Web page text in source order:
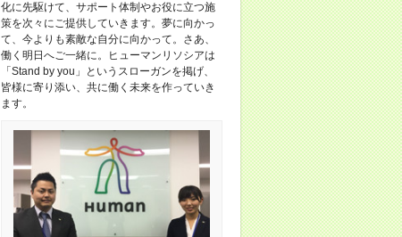
化に先駆けて、サポート体制やお役に立つ施
策を次々にご提供していきます。夢に向かっ
て、今よりも素敵な自分に向かって。さあ、
働く明日へご一緒に。ヒューマンリソシアは
「Stand by you」というスローガンを掲げ、
皆様に寄り添い、共に働く未来を作っていき
ます。